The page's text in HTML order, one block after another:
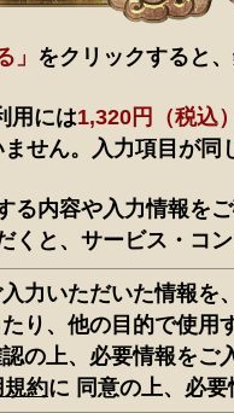
」 をクリックすると
用には1,320円（税込
ません。入力項目が
る内容や入力情報を
くと、サービス・コ
力いただいた情報を
り、他の目的で使用
の上、必要情報をご
規約に 同意の上、必要